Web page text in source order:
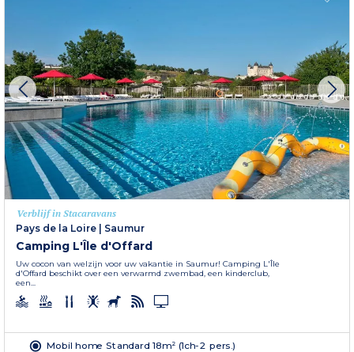
Verblijf in Stacaravans
Pays de la Loire
Saumur
Camping L'Île d'Offard
Uw cocon van welzijn voor uw vakantie in Saumur! Camping L'Île
d'Offard beschikt over een verwarmd zwembad, een kinderclub,
een...
Mobil home Standard 18m² (1ch-2 pers.)